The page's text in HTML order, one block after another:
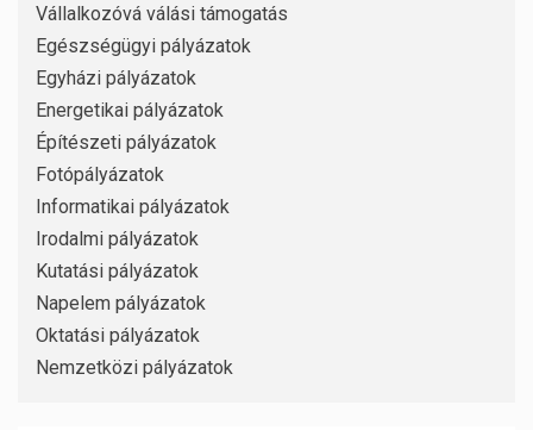
Vállalkozóvá válási támogatás
Egészségügyi pályázatok
Egyházi pályázatok
Energetikai pályázatok
Építészeti pályázatok
Fotópályázatok
Informatikai pályázatok
Irodalmi pályázatok
Kutatási pályázatok
Napelem pályázatok
Oktatási pályázatok
Nemzetközi pályázatok